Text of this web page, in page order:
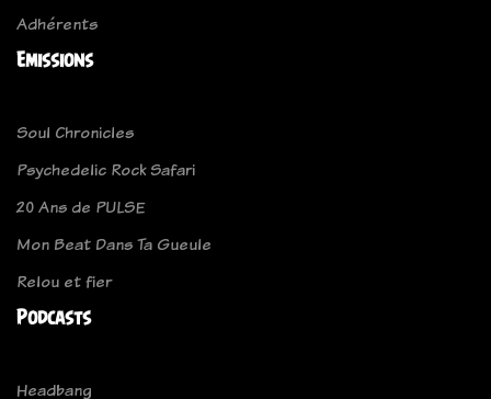
Adhérents
Emissions
Soul Chronicles
Psychedelic Rock Safari
20 Ans de PULSE
Mon Beat Dans Ta Gueule
Relou et fier
Podcasts
Headbang